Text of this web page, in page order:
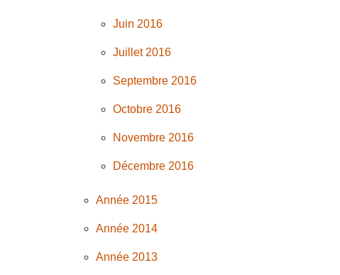
Juin 2016
Juillet 2016
Septembre 2016
Octobre 2016
Novembre 2016
Décembre 2016
Année 2015
Année 2014
Année 2013